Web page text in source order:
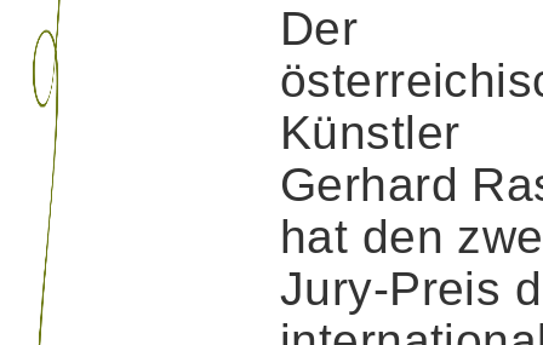
Der
Künstler
Gerhard
hat den
Jury-Preis